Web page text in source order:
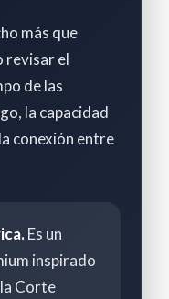
más que
revisar el
de las
la capacidad
conexión entre
Es un
inspirado
Corte